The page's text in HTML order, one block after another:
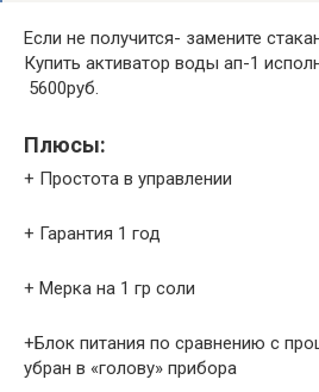
Если не получится- замените
Купить активатор воды ап-1
5600руб.
Плюсы:
+ Простота в управлении
+ Гарантия 1 год
+ Мерка на 1 гр соли
+Блок питания по сравнению с
убран в «голову» прибора